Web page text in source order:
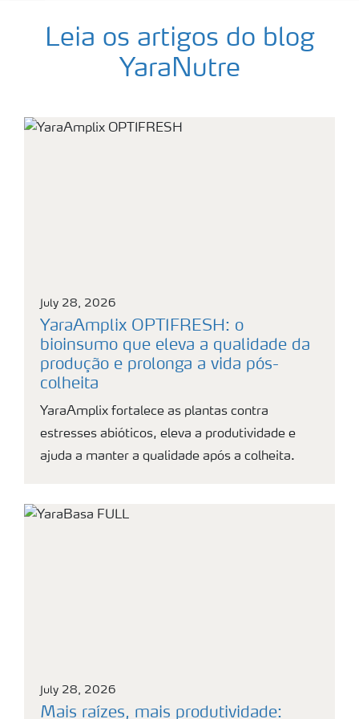
Leia os artigos do blog
YaraNutre
July 28, 2026
YaraAmplix OPTIFRESH: o
bioinsumo que eleva a qualidade da
produção e prolonga a vida pós-
colheita
YaraAmplix fortalece as plantas contra
estresses abióticos, eleva a produtividade e
ajuda a manter a qualidade após a colheita.
July 28, 2026
Mais raízes, mais produtividade: